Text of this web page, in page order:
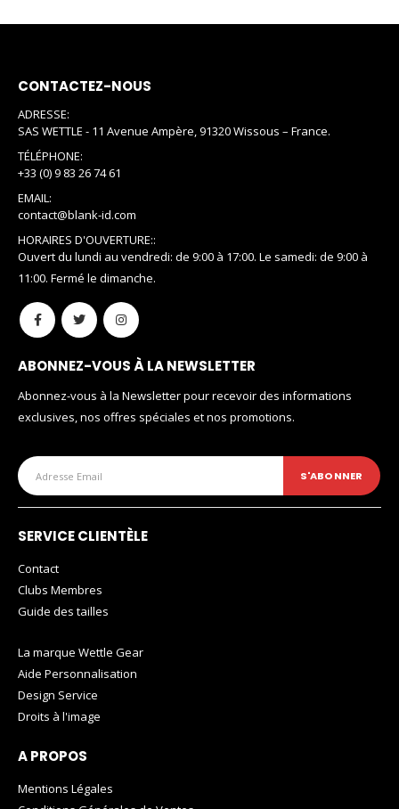
CONTACTEZ-NOUS
ADRESSE:
SAS WETTLE - 11 Avenue Ampère, 91320 Wissous – France.
TÉLÉPHONE:
+33 (0) 9 83 26 74 61
EMAIL:
contact@blank-id.com
HORAIRES D'OUVERTURE::
Ouvert du lundi au vendredi: de 9:00 à 17:00. Le samedi: de 9:00 à
11:00. Fermé le dimanche.
ABONNEZ-VOUS À LA NEWSLETTER
Abonnez-vous à la Newsletter pour recevoir des informations
exclusives, nos offres spéciales et nos promotions.
SERVICE CLIENTÈLE
Contact
Clubs Membres
Guide des tailles
La marque Wettle Gear
Aide Personnalisation
Design Service
Droits à l'image
A PROPOS
Mentions Légales